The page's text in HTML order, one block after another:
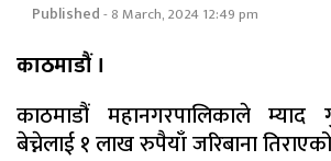
Published- 8 March, 2024 12:49 pm
काठमाडौं ।
काठमाडौं महानगरपालिकाले म्याद
बेच्नेलाई १ लाख रुपैयाँ जरिबाना